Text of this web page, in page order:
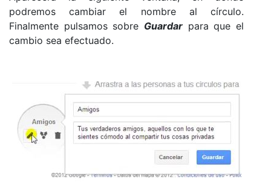
podremos cambiar el nombre al círculo.
Finalmente pulsamos sobre Guardar para que el
cambio sea efectuado.